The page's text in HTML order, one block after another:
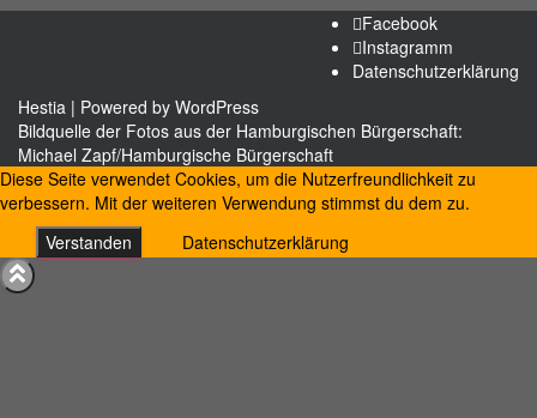
Facebook
Instagramm
Datenschutzerklärung
Hestia | Powered by WordPress
Bildquelle der Fotos aus der Hamburgischen Bürgerschaft:
Michael Zapf/Hamburgische Bürgerschaft
Diese Seite verwendet Cookies, um die Nutzerfreundlichkeit zu
verbessern. Mit der weiteren Verwendung stimmst du dem zu.
Verstanden
Datenschutzerklärung